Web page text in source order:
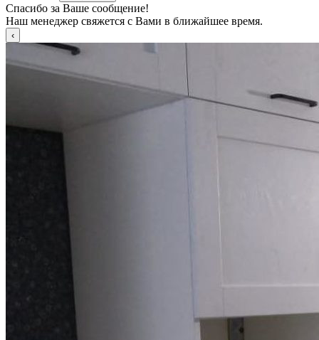
Спасибо за Ваше сообщение!
Наш менеджер свяжется с Вами в ближайшее время.